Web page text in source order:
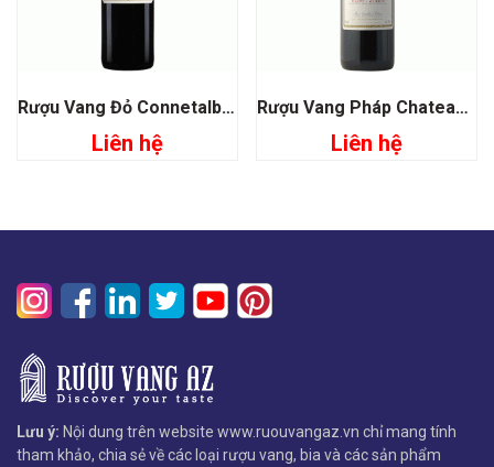
Rượu Vang Đỏ Connetalbot Talbot Saint Julien
Liên hệ
Rượu Vang Pháp Chateau Talbot Saint Julien
Liên hệ
Lưu ý: Nội dung trên website www.ruouvangaz.vn chỉ mang tính
tham khảo, chia sẻ về các loại rượu vang, bia và các sản phẩm